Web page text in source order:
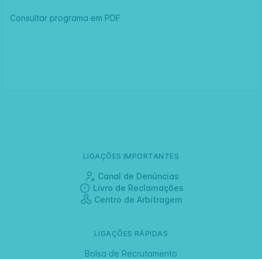
Consultar programa em PDF
LIGAÇÕES IMPORTANTES
Canal de Denúncias
Livro de Reclamações
Centro de Arbitragem
LIGAÇÕES RÁPIDAS
Bolsa de Recrutamento